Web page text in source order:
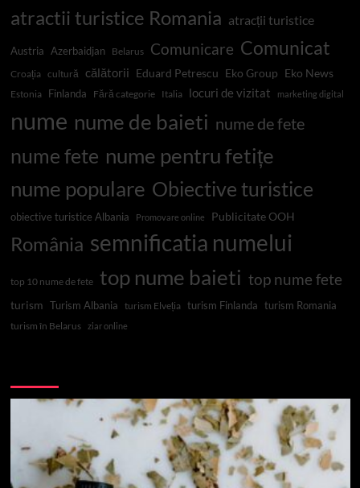
atractii turistice Romania atracții turistice
Austria Azerbaidjan Belarus Comunicare Comunicat
Croația cultură călătorii Eduard Petrescu Eko Group Eko News
Estonia Finlanda Fără categorie Italia locuri de vizitat marketing digital
nume nume de baieti nume de fete
nume fete nume pentru fetițe
nume populare Obiective turistice
obiective turistice Albania Promovare online Publicitate OOH
România semnificatia numelui
top 10 nume de fete top nume baieti top nume fete
turism Turism Albania turism Elveția turism Finlanda turism Romania
turism în Belarus ziar online